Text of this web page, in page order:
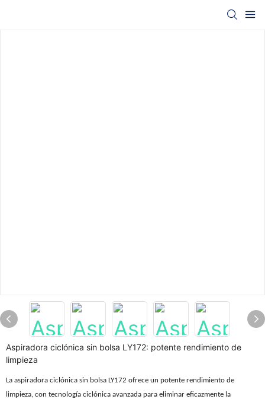
Aspiradora ciclónica sin bolsa LY172: potente rendimiento de
limpieza
La aspiradora ciclónica sin bolsa LY172 ofrece un potente rendimiento de
limpieza, con tecnología ciclónica avanzada para eliminar eficazmente la